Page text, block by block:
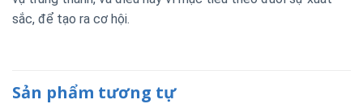
sắc, để tạo ra cơ hội.
Sản phẩm tương tự